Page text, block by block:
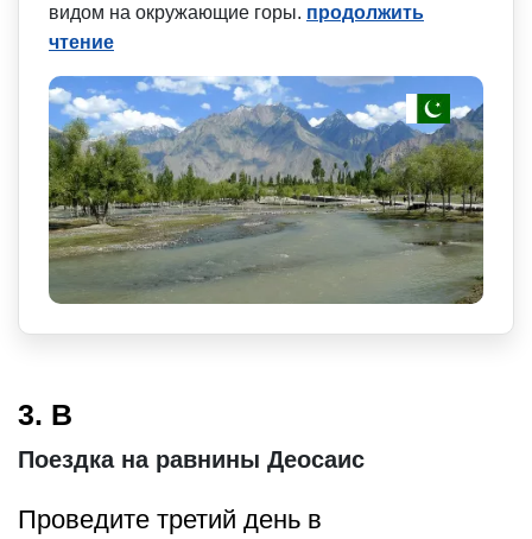
видом на окружающие горы. продолжить
чтение
3. В
Поездка на равнины Деосаис
Проведите третий день в